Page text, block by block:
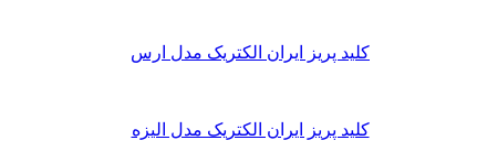
کلید پریز ایران الکتریک مدل ارس
کلید پریز ایران الکتریک مدل الیزه